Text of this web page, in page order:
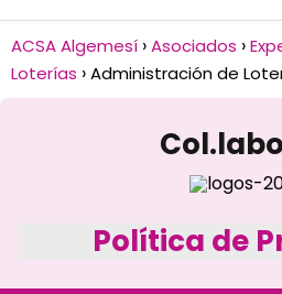
ACSA Algemesí Asociados
Loterías
Administración de
Política de